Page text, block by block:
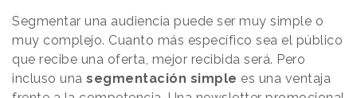
Segmentar una audiencia puede ser muy simple o
muy complejo. Cuanto más específico sea el público
que recibe una oferta, mejor recibida será. Pero
incluso una segmentación simple es una ventaja